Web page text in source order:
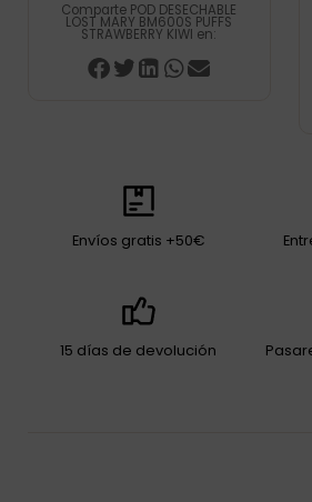
Comparte POD DESECHABLE
LOST MARY BM600S PUFFS
STRAWBERRY KIWI en:
Envíos gratis +50€
15 días de devolución